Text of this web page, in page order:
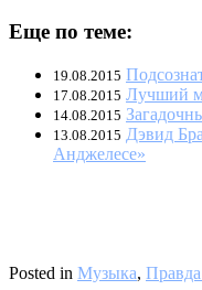
Еще по теме:
19.08.2015
17.08.2015 Лучший
14.08.2015
13.08.2015 Дэвид
Анджелесе»
Posted in Музыка,